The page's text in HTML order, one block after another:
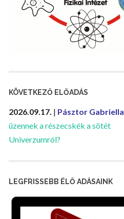
KÖVETKEZŐ ELŐADÁS
2026.09.17. | Pásztor Gabriella
üzennek a részecskék a sötét
Univerzumról?
LEGFRISSEBB ÉLŐ ADÁSAINK